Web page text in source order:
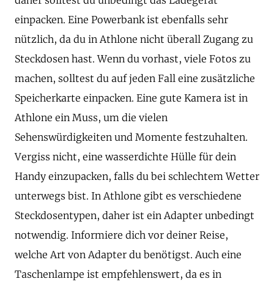
einpacken. Eine Powerbank ist ebenfalls sehr
nützlich, da du in Athlone nicht überall Zugang zu
Steckdosen hast. Wenn du vorhast, viele Fotos zu
machen, solltest du auf jeden Fall eine zusätzliche
Speicherkarte einpacken. Eine gute Kamera ist in
Athlone ein Muss, um die vielen
Sehenswürdigkeiten und Momente festzuhalten.
Vergiss nicht, eine wasserdichte Hülle für dein
Handy einzupacken, falls du bei schlechtem Wetter
unterwegs bist. In Athlone gibt es verschiedene
Steckdosentypen, daher ist ein Adapter unbedingt
notwendig. Informiere dich vor deiner Reise,
welche Art von Adapter du benötigst. Auch eine
Taschenlampe ist empfehlenswert, da es in